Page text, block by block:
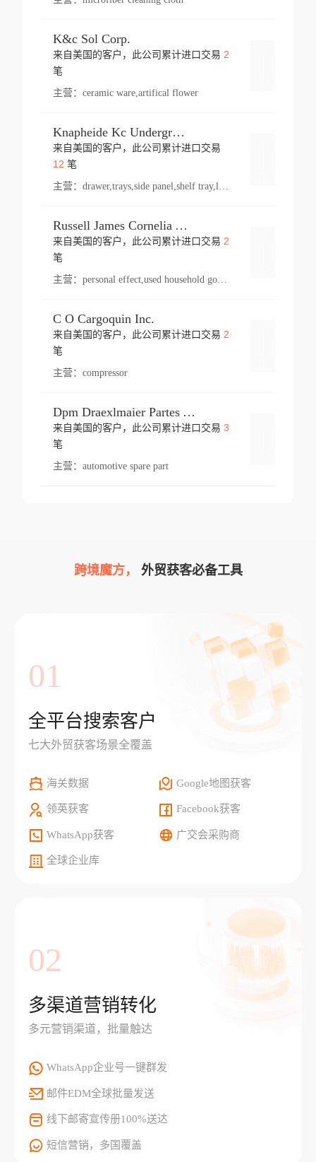
K&c Sol Corp.
来自美国的客户，此公司累计进口交易 2
笔
主营： ceramic ware,artifical flower
Knapheide Kc Underground
来自美国的客户，此公司累计进口交易
12 笔
主营：
Russell James Cornelia Arlington Va
来自美国的客户，此公司累计进口交易 2
笔
主营： personal effect,used household goods
C O Cargoquin Inc.
来自美国的客户，此公司累计进口交易 2
笔
主营： compressor
Dpm Draexlmaier Partes Automotrices Corr Ind Huejotzingo
来自美国的客户，此公司累计进口交易 3
笔
主营： automotive spare part
跨境魔方， 外贸获客必备工具
01
全平台搜索客户
七大外贸获客场景全覆盖
海关数据 Google地图获客
领英获客 Facebook获客
WhatsApp获客 广交会采购商
全球企业库
02
多渠道营销转化
多元营销渠道，批量触达
WhatsApp企业号一键群发
邮件EDM全球批量发送
线下邮寄宣传册100%送达
短信营销，多国覆盖